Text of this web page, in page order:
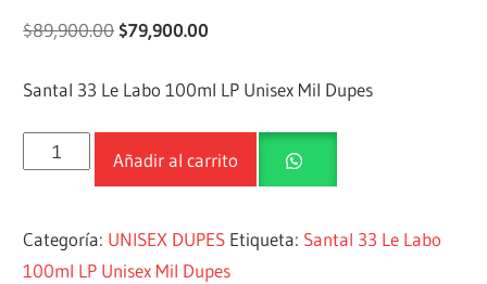
$89,900.00$79,900.00
Santal 33 Le Labo 100ml LP Unisex Mil Dupes
Añadir al carrito
Categoría: UNISEX DUPES Etiqueta: Santal 33 Le Labo
100ml LP Unisex Mil Dupes